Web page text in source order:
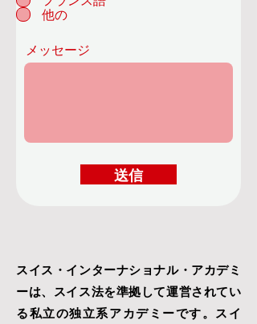
スイス・インターナショナル・アカデミ
ーは、スイス法を準拠して運営されてい
る私立の独立系アカデミーです。スイ
他の
メッセージ
送信